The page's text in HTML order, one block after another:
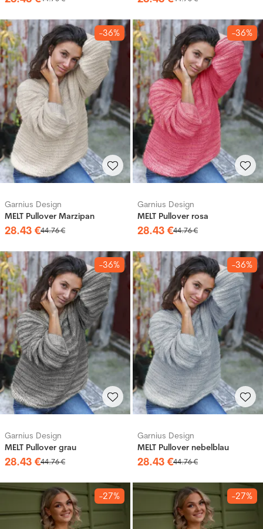
-36%
Garnius Design
MELT Pullover Marzipan
28.43 €44.76€
-36%
Garnius Design
MELT Pullover rosa
28.43 €44.76€
-36%
Garnius Design
MELT Pullover grau
28.43 €44.76€
-36%
Garnius Design
MELT Pullover nebelblau
28.43 €44.76€
-27% -27%